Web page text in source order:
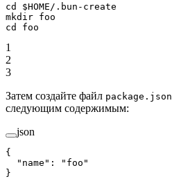
cd $HOME /.bun-create
mkdir foo
cd
foo
1
2
3
Затем создайте файл package.json
следующим содержимым:
json
{
  "name"
:
"foo"
}